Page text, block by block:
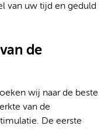
van uw tijd en geduld
de
wij naar de beste
van de
De eerste